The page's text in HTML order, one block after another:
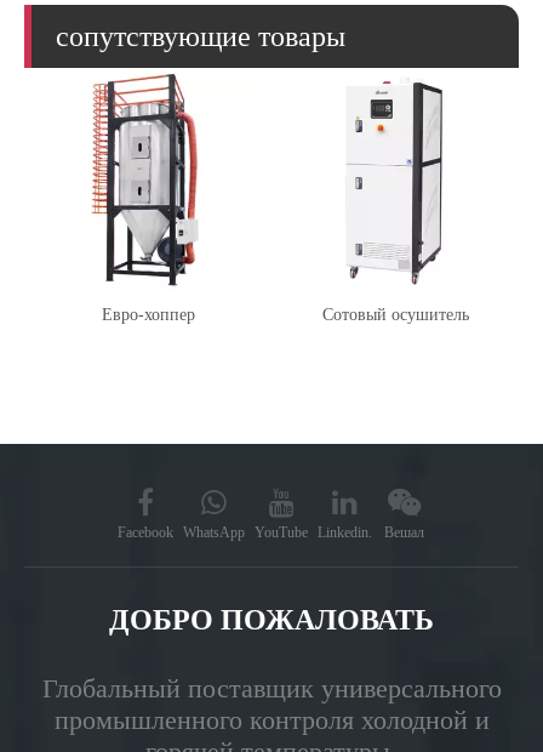
сопутствующие товары
Евро-хоппер Сотовый осушитель
Facebook WhatsApp YouTube Linkedin. Вешал
ДОБРО ПОЖАЛОВАТЬ
Глобальный поставщик универсального
промышленного контроля холодной и